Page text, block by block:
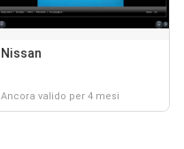
Nissan
Ancora valido per 4 mesi